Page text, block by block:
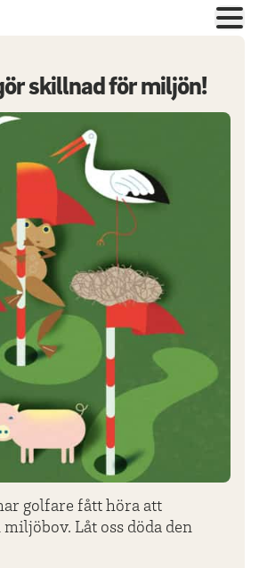
skillnad för miljön!
golfare fått höra att
Låt oss döda den